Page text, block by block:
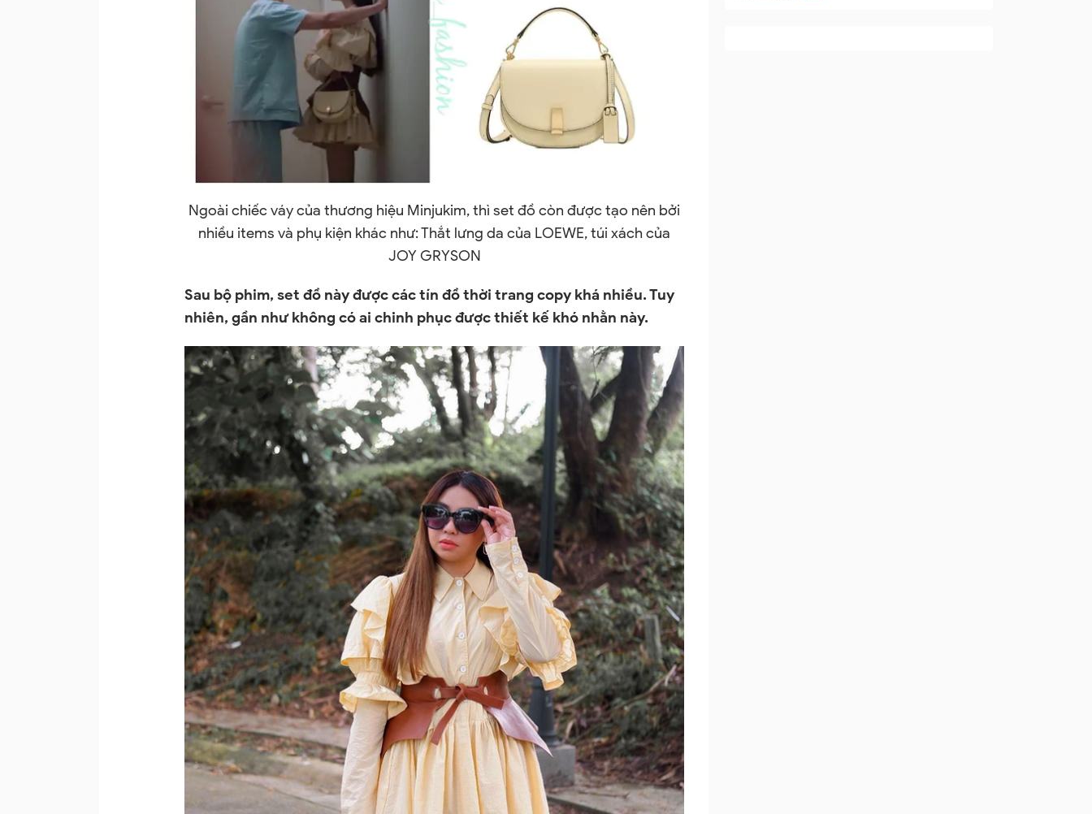
Ngoài chiếc váy của thương hiệu Minjukim, thì set đồ còn được tạo nên bởi
nhiều items và phụ kiện khác như: Thắt lưng da của LOEWE, túi xách của
JOY GRYSON
Sau bộ phim, set đồ này được các tín đồ thời trang copy khá nhiều. Tuy
nhiên, gần như không có ai chinh phục được thiết kế khó nhằn này.